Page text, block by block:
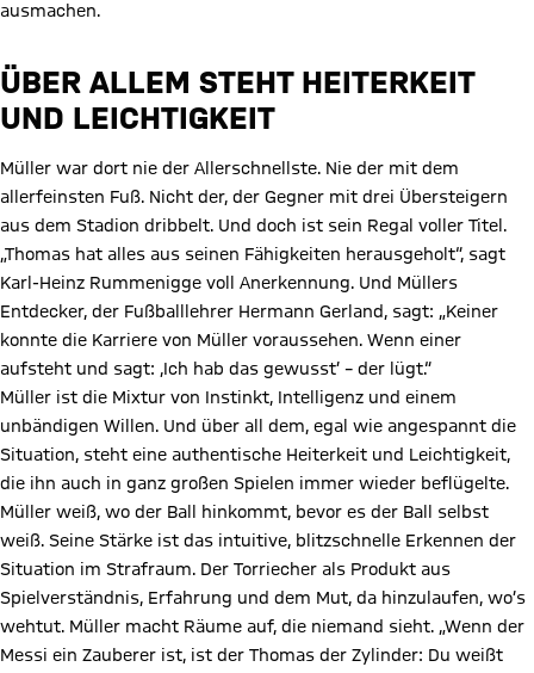
ausmachen.
ÜBER ALLEM STEHT HEITERKEIT
UND LEICHTIGKEIT
Müller war dort nie der Allerschnellste. Nie der mit dem
allerfeinsten Fuß. Nicht der, der Gegner mit drei Übersteigern
aus dem Stadion dribbelt. Und doch ist sein Regal voller Titel.
„Thomas hat alles aus seinen Fähigkeiten herausgeholt“, sagt
Karl-Heinz Rummenigge voll Anerkennung. Und Müllers
Entdecker, der Fußballlehrer Hermann Gerland, sagt: „Keiner
konnte die Karriere von Müller voraussehen. Wenn einer
aufsteht und sagt: ‚Ich hab das gewusst’ – der lügt.“
Müller ist die Mixtur von Instinkt, Intelligenz und einem
unbändigen Willen. Und über all dem, egal wie angespannt die
Situation, steht eine authentische Heiterkeit und Leichtigkeit,
die ihn auch in ganz großen Spielen immer wieder beflügelte.
Müller weiß, wo der Ball hinkommt, bevor es der Ball selbst
weiß. Seine Stärke ist das intuitive, blitzschnelle Erkennen der
Situation im Strafraum. Der Torriecher als Produkt aus
Spielverständnis, Erfahrung und dem Mut, da hinzulaufen, wo’s
wehtut. Müller macht Räume auf, die niemand sieht. „Wenn der
Messi ein Zauberer ist, ist der Thomas der Zylinder: Du weißt